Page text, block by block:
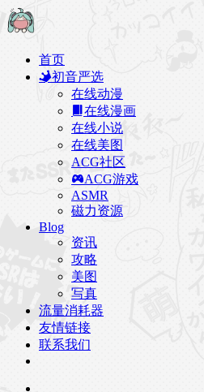
首页
初音严选
在线动漫
在线漫画
在线小说
在线美图
ACG社区
ACG游戏
ASMR
磁力资源
Blog
资讯
攻略
美图
写真
流量消耗器
友情链接
联系我们